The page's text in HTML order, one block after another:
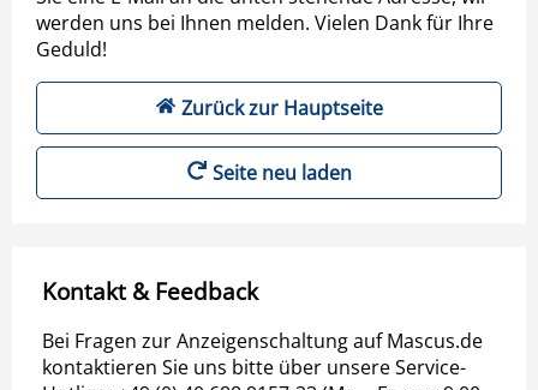
werden uns bei Ihnen melden. Vielen Dank für Ihre
Geduld!
Zurück zur Hauptseite
Seite neu laden
Kontakt & Feedback
Bei Fragen zur Anzeigenschaltung auf Mascus.de
kontaktieren Sie uns bitte über unsere Service-